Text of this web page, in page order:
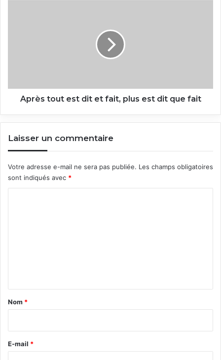
dit
Après tout est dit et fait, plus est dit que fait
Laisser un commentaire
Votre adresse e-mail ne sera pas publiée. Les champs obligatoires
sont indiqués avec *
a
e
Nom *
E-mail *